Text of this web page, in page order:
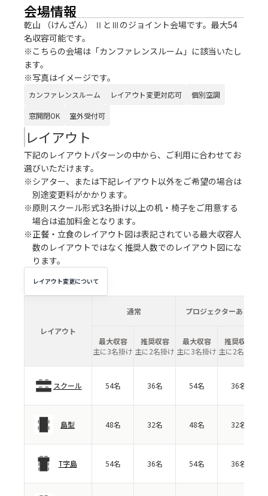
会場情報
乾山 （けんざん） ⅡとⅢのジョイント会場です。最大54
名収容可能です。
※こちらの会場は「カンファレンスルーム」に該当いたし
ます。
※写真はイメージです。
カンファレンスルーム レイアウト変更対応可 個別空調
窓開閉OK 室外受付可
レイアウト
下記のレイアウトパターンの中から、ご利用に合わせてお
選びいただけます。
※シアター、または下記レイアウト以外をご希望の場合は
別途変更料がかかります。
※原則スクール形式3名掛け以上の机・椅子をご用意する
場合は追加料金となります。
※正餐・立食のレイアウト図は表記されている最大収容人
数のレイアウトではなく推奨人数でのレイアウト図にな
ります。
レイアウト変更について
レイアウト
通常 プロジェクターあり
最大収容
主に3名掛け
推奨収容
主に2名掛け
最大収容
主に3名掛け
推奨収容
主に2名掛け
スクール 54名 36名 54名 36名
島型 48名 32名 48名 32名
T字島 54名 36名 54名 36名